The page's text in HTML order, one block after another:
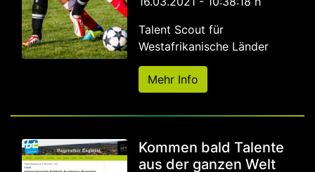
Talent Scout für
Westafrikanische Länder
Mehr Info
Kommen bald Talente
aus der ganzen Welt